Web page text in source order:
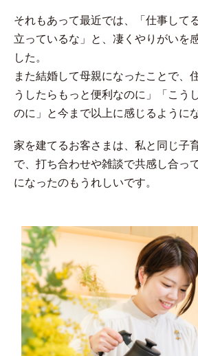
それもあって最近では、「仕事して
立っているな」と、凄くやりがいを
した。
また結婚して母親になったことで、
うしたらもっと便利なのに」「こう
のに」と今まで以上に感じるように
家を建てるお客さまは、私と同じ子
で、打ち合わせや雑談で共感し合っ
になったのもうれしいです。